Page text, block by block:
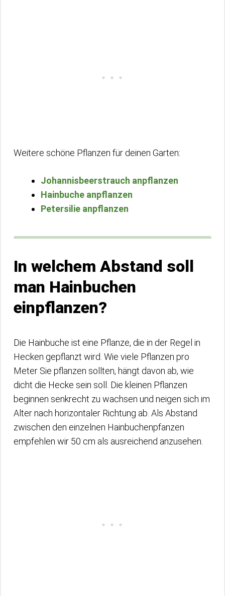
Weitere schöne Pflanzen für deinen Garten:
Johannisbeerstrauch anpflanzen
Hainbuche anpflanzen
Petersilie anpflanzen
In welchem Abstand soll
man Hainbuchen
einpflanzen?
Die Hainbuche ist eine Pflanze, die in der Regel in
Hecken gepflanzt wird. Wie viele Pflanzen pro
Meter Sie pflanzen sollten, hängt davon ab, wie
dicht die Hecke sein soll. Die kleinen Pflanzen
beginnen senkrecht zu wachsen und neigen sich im
Alter nach horizontaler Richtung ab. Als Abstand
zwischen den einzelnen Hainbuchenpfanzen
empfehlen wir 50 cm als ausreichend anzusehen.